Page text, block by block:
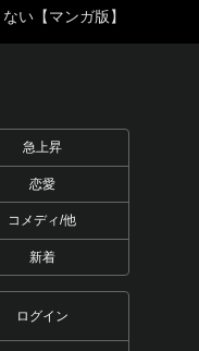
い【マンガ版】
急上昇
恋愛
コメディ/他
新着
ログイン